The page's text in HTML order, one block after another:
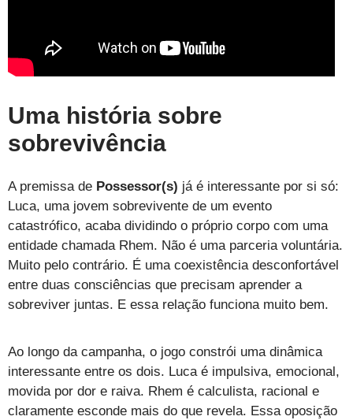
Uma história sobre
sobrevivência
A premissa de Possessor(s) já é interessante por si só:
Luca, uma jovem sobrevivente de um evento
catastrófico, acaba dividindo o próprio corpo com uma
entidade chamada Rhem. Não é uma parceria voluntária.
Muito pelo contrário. É uma coexistência desconfortável
entre duas consciências que precisam aprender a
sobreviver juntas. E essa relação funciona muito bem.
Ao longo da campanha, o jogo constrói uma dinâmica
interessante entre os dois. Luca é impulsiva, emocional,
movida por dor e raiva. Rhem é calculista, racional e
claramente esconde mais do que revela. Essa oposição